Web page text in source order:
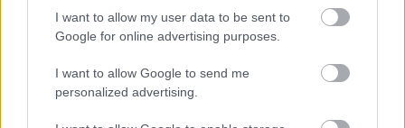
I want to allow my user data to be sent to
Google for online advertising purposes.
I want to allow Google to send me
personalized advertising.
TESTS.
vārdus, kas apgriezti
informācija atbilst